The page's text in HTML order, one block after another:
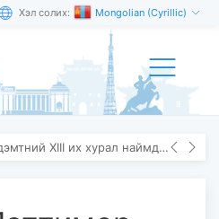
Хэл солих: Mongolian (Cyrillic)
Олон улсын монголч эрдэмтний XIII их хурал наймдугаар сарын 10–13-ны өдөр болно